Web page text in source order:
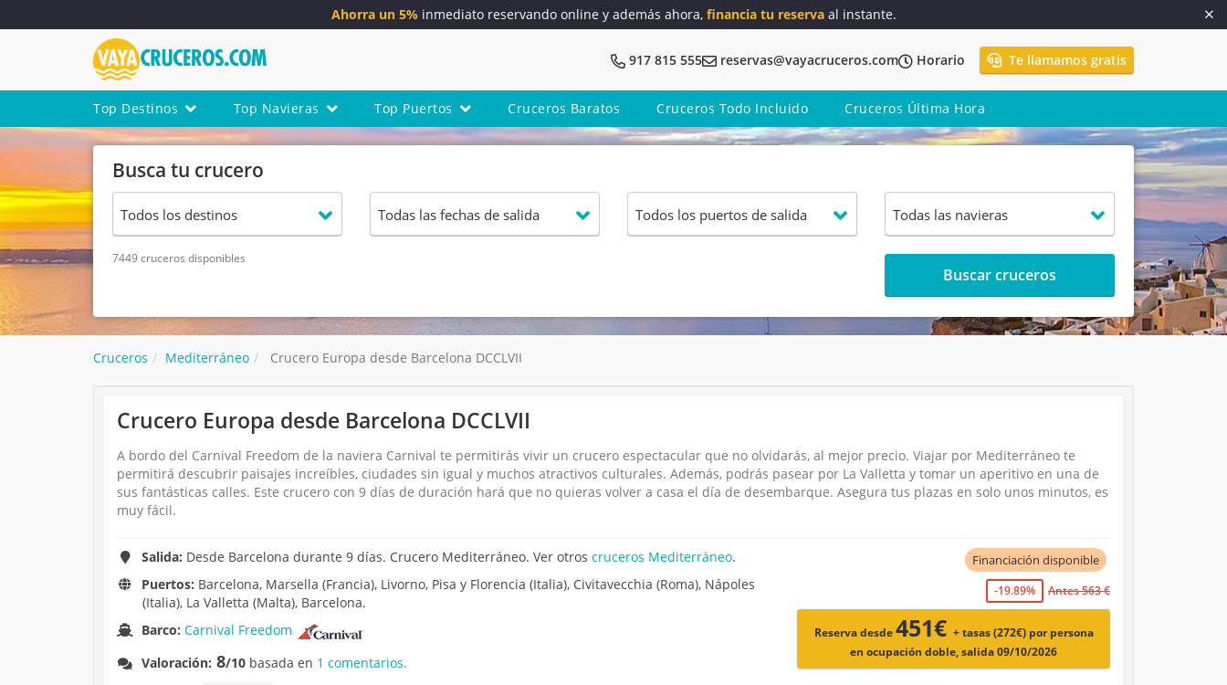
Ahorra un 5%inmediato reservando online y además ahora, financia tu reservaal instante.
917 815 555 reservas@vayacruceros.com Horario Te llamamos gratis
Top Destinos Top Navieras Top Puertos Cruceros Baratos Cruceros Todo Incluido Cruceros Última Hora
Busca tu crucero
7449 cruceros disponibles
Buscar cruceros
Cruceros Mediterráneo Crucero Europa desde Barcelona DCCLVII
Crucero Europa desde Barcelona DCCLVII
A bordo del Carnival Freedom de la naviera Carnival te permitirás vivir un crucero espectacular que no olvidarás, al mejor precio. Viajar por Mediterráneo te
permitirá descubrir paisajes increíbles, ciudades sin igual y muchos atractivos culturales. Además, podrás pasear por La Valletta y tomar un aperitivo en una de
sus fantásticas calles. Este crucero con 9 días de duración hará que no quieras volver a casa el día de desembarque. Asegura tus plazas en solo unos minutos, es
muy fácil.
Salida: Desde Barcelona durante 9 días. Crucero Mediterráneo. Ver otroscruceros Mediterráneo.
Puertos: Barcelona, Marsella (Francia), Livorno, Pisa y Florencia (Italia), Civitavecchia (Roma), Nápoles
(Italia), La Valletta (Malta), Barcelona.
Barco:Carnival Freedom
Valoración: 8/10 basada en 1 comentarios.
Financiación disponible
-19.89% Antes 563 €
Reserva desde451€ + tasas (272€) por persona
en ocupación doble, salida 09/10/2026